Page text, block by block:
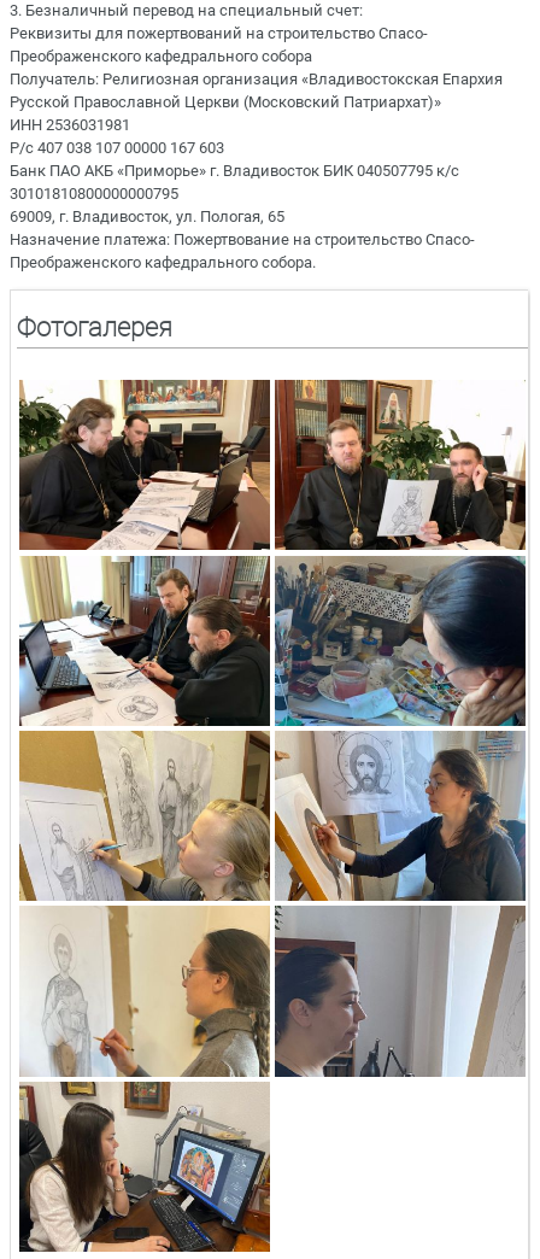
3. Безналичный перевод на специальный счет:
Реквизиты для пожертвований на строительство Спасо-
Преображенского кафедрального собора
Получатель: Религиозная организация «Владивостокская Епархия
Русской Православной Церкви (Московский Патриархат)»
ИНН 2536031981
Р/с 407 038 107 00000 167 603
Банк ПАО АКБ «Приморье» г. Владивосток БИК 040507795 к/с
30101810800000000795
69009, г. Владивосток, ул. Пологая, 65
Назначение платежа: Пожертвование на строительство Спасо-
Преображенского кафедрального собора.
Фотогалерея